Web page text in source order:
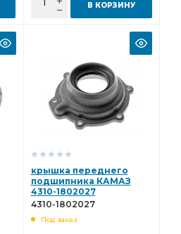
В КОРЗИНУ
крышка переднего
подшипника КАМАЗ
4310-1802027
4310-1802027
Под заказ